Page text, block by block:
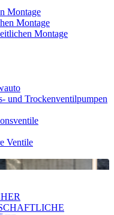
Montage
Montage
Montage
und Trockenventilpumpen
Ventile